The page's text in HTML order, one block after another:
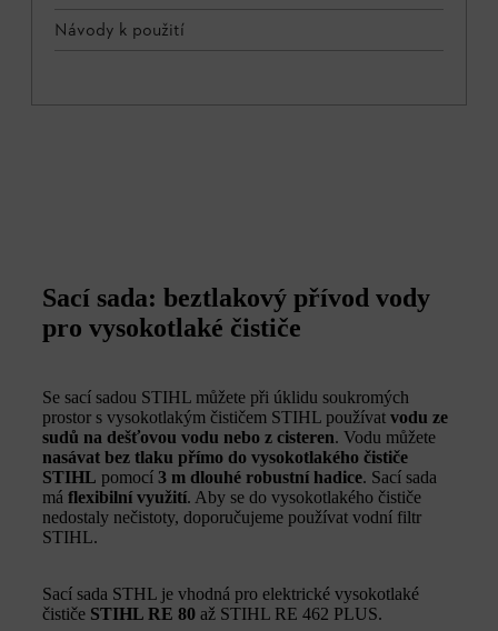
Návody k použití
Sací sada: beztlakový přívod vody
pro vysokotlaké čističe
Se sací sadou STIHL můžete při úklidu soukromých
prostor s vysokotlakým čističem STIHL používat vodu ze
sudů na dešťovou vodu nebo z cisteren. Vodu můžete
nasávat bez tlaku přímo do vysokotlakého čističe
STIHL pomocí 3 m dlouhé robustní hadice. Sací sada
má flexibilní využití. Aby se do vysokotlakého čističe
nedostaly nečistoty, doporučujeme používat vodní filtr
STIHL.
Sací sada STHL je vhodná pro elektrické vysokotlaké
čističe STIHL RE 80 až STIHL RE 462 PLUS.